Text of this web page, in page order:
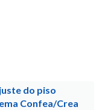
do piso
Confea/Crea